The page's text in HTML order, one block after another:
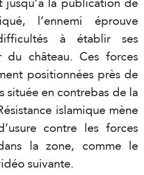
l’ennemi éprouve
à établir ses
du château. Ces forces
positionnées près de
située en contrebas de la
islamique mène
contre les forces
la zone, comme le
suivante.